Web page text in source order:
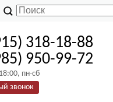
318-18-88
950-99-72
пн-сб
звонок